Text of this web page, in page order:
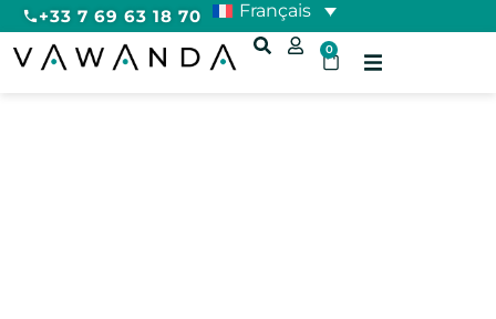
+33 7 69 63 18 70 Français
0